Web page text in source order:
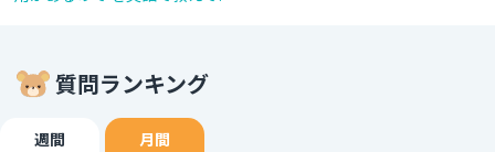
質問ランキング
週間 月間